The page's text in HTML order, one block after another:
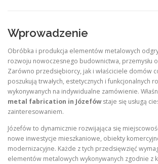
Wprowadzenie
Obróbka i produkcja elementów metalowych
rozwoju nowoczesnego budownictwa, przemysłu
Zarówno przedsiębiorcy, jak i właściciele domów
poszukują trwałych, estetycznych i funkcjonalnych
wykonywanych na indywidualne zamówienie.
metal fabrication in Józefówstaje się usługą
zainteresowaniem.
Józefów to dynamicznie rozwijająca się
nowe inwestycje mieszkaniowe, obiekty
modernizacyjne. Każde z tych przedsięwzięć
elementów metalowych wykonywanych zgodnie z